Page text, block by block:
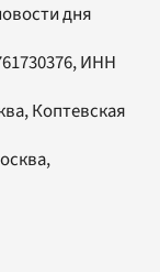
дня
ИНН
Коптевская
,